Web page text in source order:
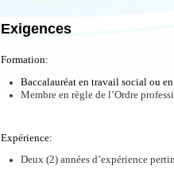
Exigences
Formation:
Baccalauréat en travail social ou
Membre en règle de l’Ordre
Expérience:
Deux (2) années d’expérience